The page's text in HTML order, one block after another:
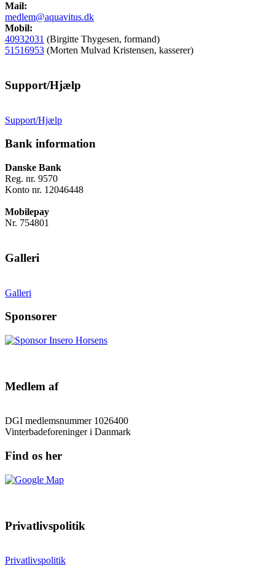
Mail:
medlem@aquavitus.dk
Mobil:
40932031 (Birgitte Thygesen, formand)
51516953 (Morten Mulvad Kristensen, kasserer)
Support/Hjælp
Support/Hjælp
Bank information
Danske Bank
Reg. nr. 9570
Konto nr. 12046448
Mobilepay
Nr. 754801
Galleri
Galleri
Sponsorer
Medlem af
DGI medlemsnummer 1026400
Vinterbadeforeninger i Danmark
Find os her
Privatlivspolitik
Privatlivspolitik